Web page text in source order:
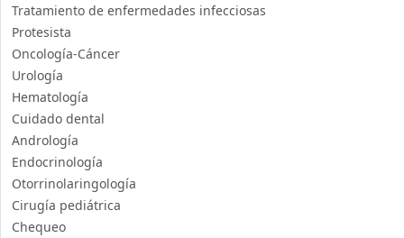
Tratamiento de enfermedades infecciosas
Protesista
Oncología-Cáncer
Urología
Hematología
Cuidado dental
Andrología
Endocrinología
Otorrinolaringología
Cirugía pediátrica
Chequeo